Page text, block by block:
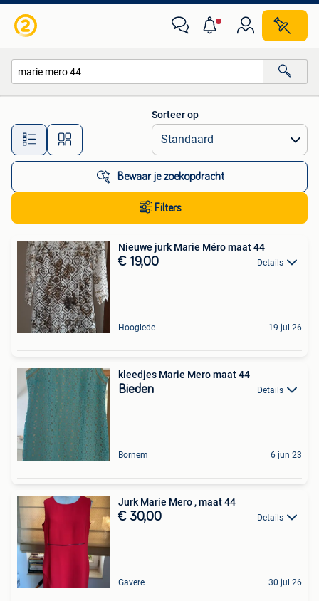
Alle afstanden…
Sorteer op
Bewaar je zoekopdracht
Filters
Nieuwe jurk Marie Méro maat 44
€ 19,00 Details
Hooglede 19 jul 26
kleedjes Marie Mero maat 44
Bieden Details
Bornem 6 jun 23
Jurk Marie Mero , maat 44
€ 30,00 Details
Gavere 30 jul 26